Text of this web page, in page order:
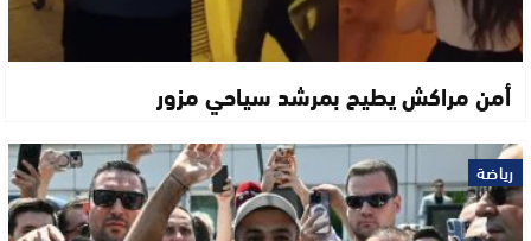
أمن مراكش يطيح بمرشد سياحي مزور
رياضة